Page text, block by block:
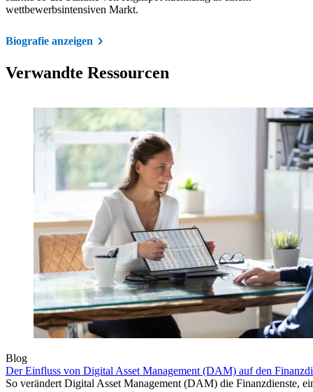
wettbewerbsintensiven Markt.
Biografie anzeigen
Verwandte Ressourcen
Blog
Der Einfluss von Digital Asset Management (DAM) auf den
So verändert Digital Asset Management (DAM) die Finanzdienste,